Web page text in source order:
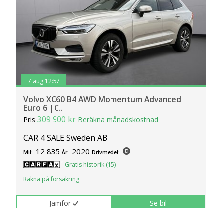
7 aug 12:57
Volvo XC60 B4 AWD Momentum Advanced
Euro 6 |C..
Pris309 900 kr Beräkna månadskostnad
CAR 4 SALE Sweden AB
Mil: 12 835 År: 2020 Drivmedel:
Gratis historik (15)
Räkna på försäkring
Jämför Se bil